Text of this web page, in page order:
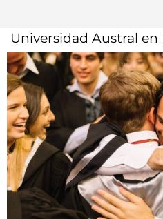
Seguinos en Instagram